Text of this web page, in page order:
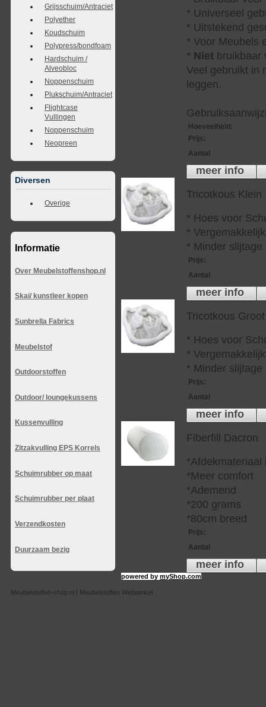
Grijsschuim/Antraciet
Polyether
Koudschuim
Polypress/bondfoam
Hardschuim /
Alveobloc
Noppenschuim
Plukschuim/Antraciet
Flightcase
Vullingen
Noppenschuim
Neopreen
Diversen
Overige
Informatie
Over Meubelstoffenshop.nl
Skai/ kunstleer kopen
Sunbrella Fabrics
Meubelstof
Outdoorstoffen
Outdoor/ loungekussens
Kussenvulling
Zitzakvulling EPS Korrels
Schuimrubber op maat
Schuimrubber per plaat
Verzendkosten
Duurzaam bezig
* Universeel
* Uitstekend
* Voor Meubels
* Niet bruikbaar
Veel gebruikt in
leggen.
Hoeveelheid :
Prijs:
Aantal
meer info
Tricotkous Klein
* Hoes voor
*
* Minder slijtage
Prijs:
Aantal
meer info
Tricotkous Groot
* Hoes voor
*
* Minder slijtage
Prijs:
Aantal
meer info
Fiberfill Dacron
*Afdekmateriaal
*Meer comfort
*Ademend
*200 grams
*80cm breed
Prijs:
Aantal
meer info
powered bymyShop.com
Meubelstoffen-shop.nl | Meubelstoffen Webwinkel